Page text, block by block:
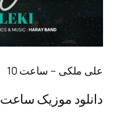
علی ملکی – ساعت 10
دانلود موزیک ساعت 10 با دو کیفیت ۳۲۰ و ۱۲۸ همراه + پخش آنلاین